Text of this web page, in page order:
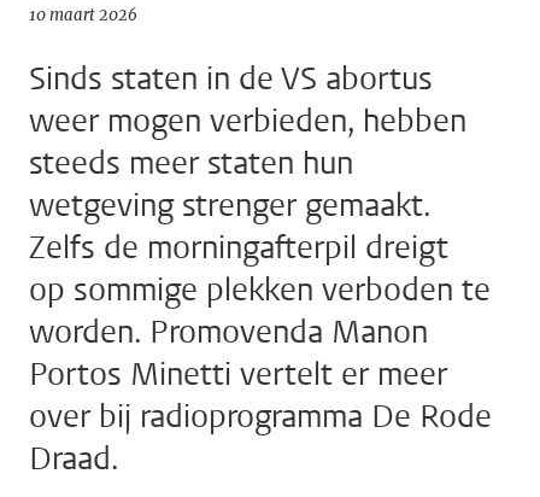
10 maart 2026
Sinds staten in de VS abortus
weer mogen verbieden, hebben
steeds meer staten hun
wetgeving strenger gemaakt.
Zelfs de morningafterpil dreigt
op sommige plekken verboden te
worden. Promovenda Manon
Portos Minetti vertelt er meer
over bij radioprogramma De Rode
Draad.